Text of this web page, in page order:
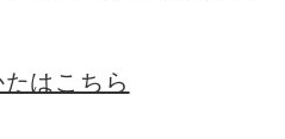
はこちら